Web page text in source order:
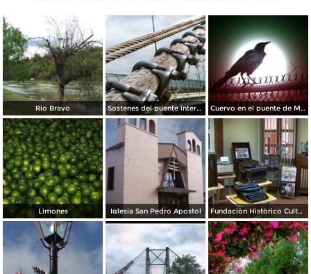
Rio Bravo Sostenes del puente internacional Cuervo en el puente de Mèxico
Limones Iglesia San Pedro Apostol Fundaciòn Històrico Cultural San Pedro de Roma